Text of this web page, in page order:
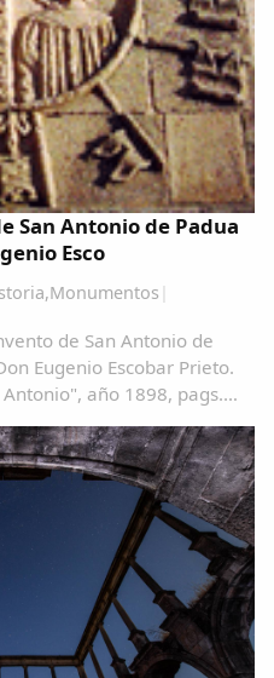
San Antonio de Padua
Esco
,Monumentos |
de San Antonio de
Eugenio Escobar Prieto.
año 1898, pags.
en Facebook
en Twitter